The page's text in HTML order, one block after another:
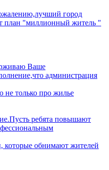
город
план "миллионный житель "
Ваше
администрация
не только про жилье
ребята повышают
которые обнимают жителей